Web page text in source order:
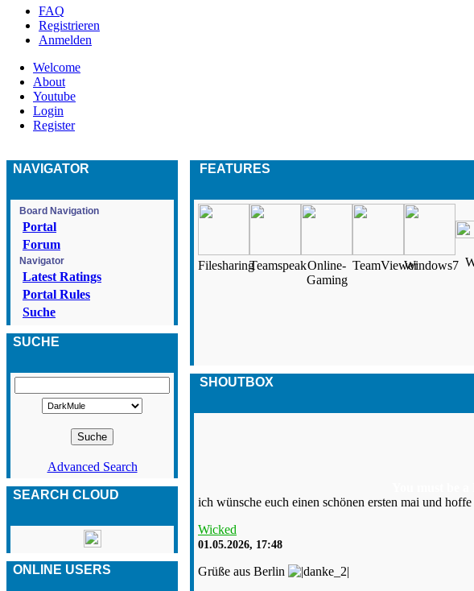
FAQ
Registrieren
Anmelden
Welcome
About
Youtube
Login
Register
NAVIGATOR
Board Navigation
Portal
Forum
Navigator
Latest Ratings
Portal Rules
Suche
SUCHE
Advanced Search
SEARCH CLOUD
ONLINE USERS
FEATURES
FilesharingTeamspeakOnline-
Gaming
TeamViewerWindows7
SHOUTBOX
ich wünsche euch einen schönen ersten mai und
Wicked
01.05.2026, 17:48
Grüße aus Berlin